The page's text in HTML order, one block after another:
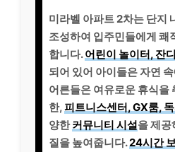
미라벨 아파트 2차는 단지
조성하여 입주민들에게 쾌
합니다.어린이 놀이터, 잔
되어 있어 아이들은 자연
어른들은 여유로운 휴식을
한,피트니스센터, GX룸,
양한커뮤니티 시설을 제공
질을 높여줍니다.24시간